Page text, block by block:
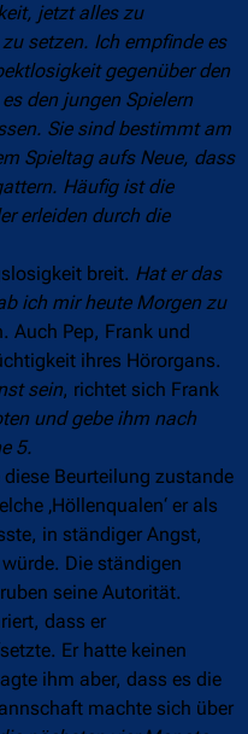
jetzt alles zu
setzen. Ich empfinde es
gegenüber den
den jungen Spielern
Sie sind bestimmt am
Spieltag aufs Neue, dass
Häufig ist die
erleiden durch die
breit. Hat er das
ich mir heute Morgen zu
Auch Pep, Frank und
ihres Hörorgans.
sein, richtet sich Frank
und gebe ihm nach
5.
Beurteilung zustande
‚Höllenqualen‘ er als
in ständiger Angst,
Die ständigen
seine Autorität.
dass er
Er hatte keinen
ihm aber, dass es die
machte sich über